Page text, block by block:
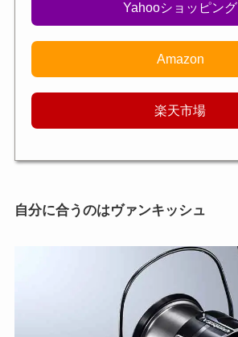
Yahooショッピング
Amazon
楽天市場
自分に合うのはヴァンキッシュ